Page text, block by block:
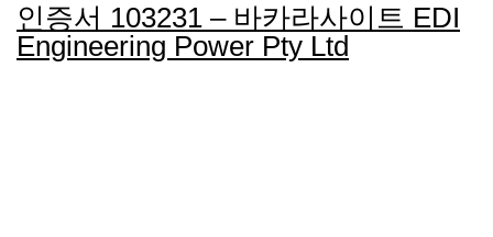
인증서 103231 – 바카라사이트 EDI
Engineering Power Pty Ltd